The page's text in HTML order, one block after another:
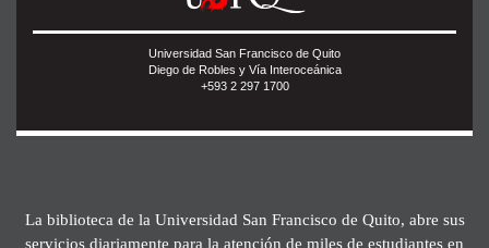
Universidad San Francisco de Quito
Diego de Robles y Vía Interoceánica
+593 2 297 1700
La biblioteca de la Universidad San Francisco de Quito, abre sus
servicios diariamente para la atención de miles de estudiantes en